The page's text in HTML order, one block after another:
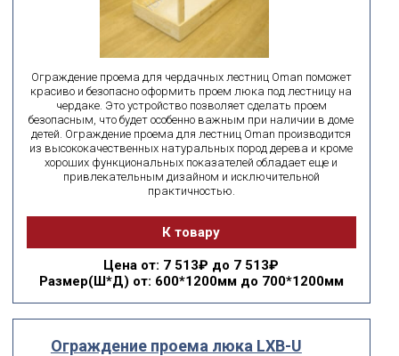
поиск по id
ВЫ ИЩЕТЕ:
Сбросить фильтр подобрать
Ограждение проема для чердачных лестниц Oman поможет
красиво и безопасно оформить проем люка под лестницу на
чердаке. Это устройство позволяет сделать проем
безопасным, что будет особенно важным при наличии в доме
детей. Ограждение проема для лестниц Oman производится
из высококачественных натуральных пород дерева и кроме
хороших функциональных показателей обладает еще и
привлекательным дизайном и исключительной
практичностью.
К товару
Цена от: 7 513₽ до 7 513₽
Размер(Ш*Д) от: 600*1200мм до 700*1200мм
Ограждение проема люка LXB-U